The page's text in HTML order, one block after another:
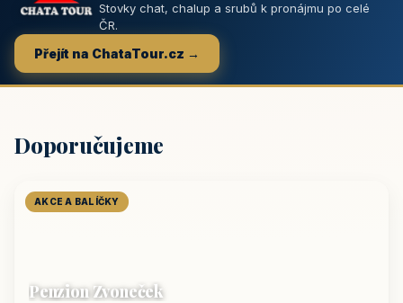
Stovky chat, chalup a srubů k pronájmu po celé
ČR.
Přejít na ChataTour.cz →
Doporučujeme
AKCE A BALÍČKY
Penzion Zvoneček